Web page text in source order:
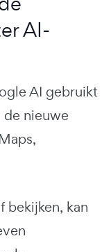
AI-
AI gebruikt
de nieuwe
bekijken, kan